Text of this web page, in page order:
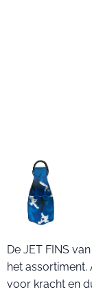
De JET FINS
het
voor kracht en